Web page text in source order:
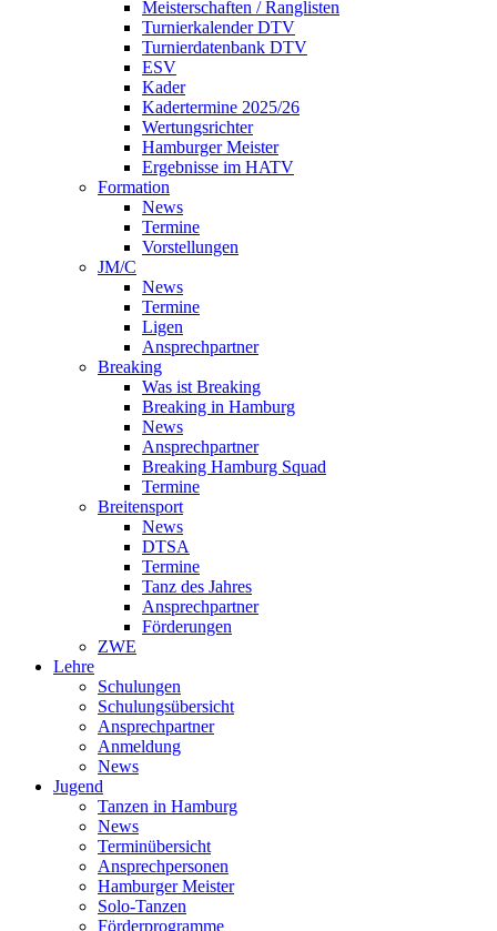
Meisterschaften / Ranglisten
Turnierkalender DTV
Turnierdatenbank DTV
ESV
Kader
Kadertermine 2025/26
Wertungsrichter
Hamburger Meister
Ergebnisse im HATV
Formation
News
Termine
Vorstellungen
JM/C
News
Termine
Ligen
Ansprechpartner
Breaking
Was ist Breaking
Breaking in Hamburg
News
Ansprechpartner
Breaking Hamburg Squad
Termine
Breitensport
News
DTSA
Termine
Tanz des Jahres
Ansprechpartner
Förderungen
ZWE
Lehre
Schulungen
Schulungsübersicht
Ansprechpartner
Anmeldung
News
Jugend
Tanzen in Hamburg
News
Terminübersicht
Ansprechpersonen
Hamburger Meister
Solo-Tanzen
Förderprogramme